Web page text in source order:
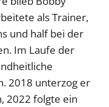
als Trainer,
und half bei der
Im Laufe der
2018 unterzog er
2022 folgte ein